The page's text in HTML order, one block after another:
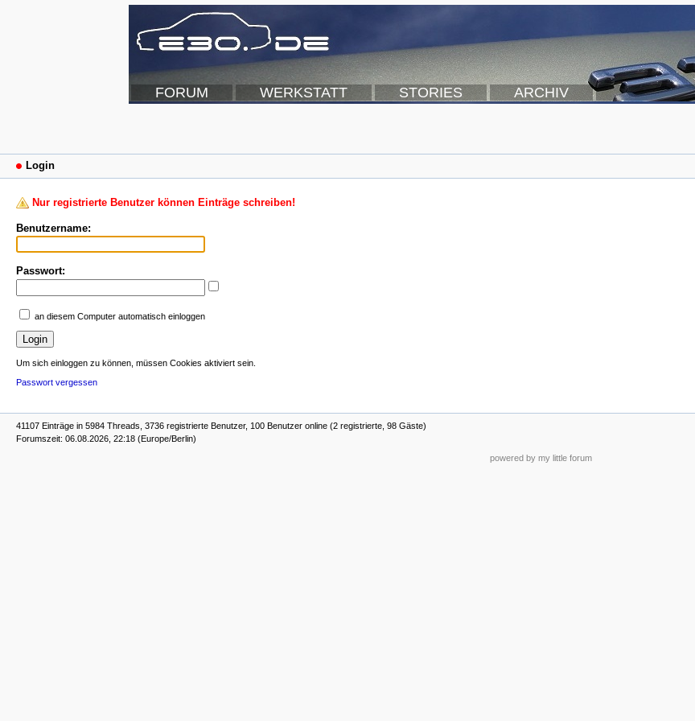
FORUM WERKSTATT STORIES ARCHIV
Login
Nur registrierte Benutzer können Einträge schreiben!
Benutzername:
Passwort:
an diesem Computer automatisch einloggen
Um sich einloggen zu können, müssen Cookies aktiviert sein.
Passwort vergessen
41107 Einträge in 5984 Threads, 3736 registrierte Benutzer, 100 Benutzer online (2 registrierte, 98 Gäste)
Forumszeit: 06.08.2026, 22:18 (Europe/Berlin)
powered by my little forum